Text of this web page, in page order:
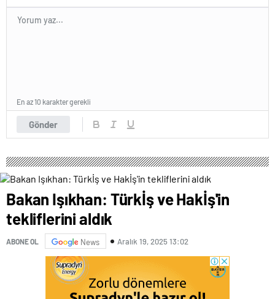
Gönder
En az 10 karakter gerekli
Bakan Işıkhan: Türkİş ve Hakİş'in
tekliflerini aldık
ABONE OL News Aralık 19, 2025 13:02